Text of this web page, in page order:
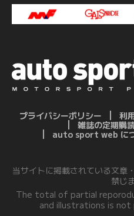
プライバシーポリシー 利
雑誌の定期購
auto sport web に
当サイトに掲載されている文章
禁じ
The total of partial
and illustrations is